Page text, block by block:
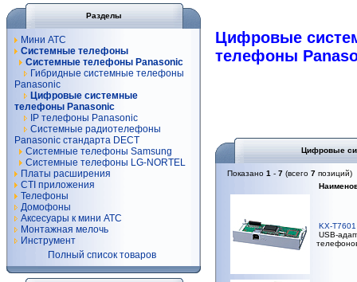
Разделы
Мини АТС
Системные телефоны
Системные телефоны Panasonic
Гибридные системные телефоны
Panasonic
Цифровые системные
телефоны Panasonic
IP телефоны Panasonic
Системные радиотелефоны
Panasonic стандарта DECT
Системные телефоны Samsung
Системные телефоны LG-NORTEL
Платы расширения
CTI приложения
Телефоны
Домофоны
Аксесуары к мини АТС
Монтажная мелочь
Инструмент
Полный список товаров
Цифровые
телефоны
Цифровые
Показано 1 - 7 (всего 7 позиций)
KX-T7601
USB-